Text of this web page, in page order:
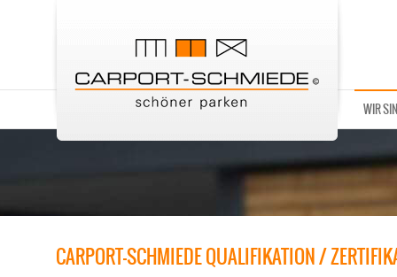
WIR
CARPORT-SCHMIEDE QUALIFIKATION /